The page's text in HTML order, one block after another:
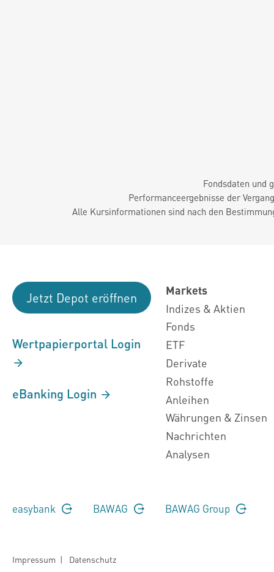
Fondsdaten und
Performanceergebnisse der
Alle Kursinformationen sind nach den
Jetzt Depot eröffnen
Wertpapierportal Login
eBanking Login
Markets
Indizes & Aktien
Fonds
ETF
Derivate
Rohstoffe
Anleihen
Währungen & Zinsen
Nachrichten
Analysen
easybank BAWAG BAWAG Group
Impressum | Datenschutz